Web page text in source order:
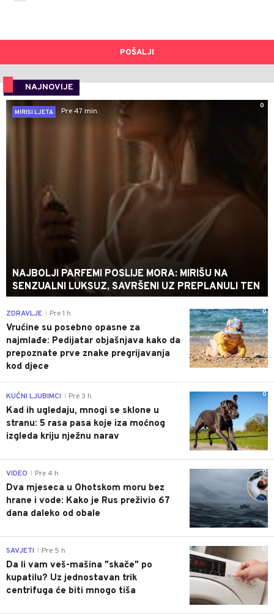
POŠALJI
NAJNOVIJE
0
MIRISI LJETA
Pre 47 min
NAJBOLJI PARFEMI POSLIJE MORA: MIRIŠU NA
SENZUALNI LUKSUZ, SAVRŠENI UZ PREPLANULI TEN
0
ZDRAVLJE Pre 1 h
Vrućine su posebno opasne za
najmlađe: Pedijatar objašnjava kako da
prepoznate prve znake pregrijavanja
kod djece
0
KUĆNI LJUBIMCI Pre 3 h
Kad ih ugledaju, mnogi se sklone u
stranu: 5 rasa pasa koje iza moćnog
izgleda kriju nježnu narav
0
VIDEO Pre 4 h
Dva mjeseca u Ohotskom moru bez
hrane i vode: Kako je Rus preživio 67
dana daleko od obale
0
SAVJETI Pre 5 h
Da li vam veš-mašina "skače" po
kupatilu? Uz jednostavan trik
centrifuga će biti mnogo tiša